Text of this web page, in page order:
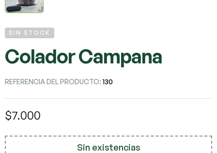
SIN STOCK
Colador Campana
REFERENCIA DEL PRODUCTO:130
$7.000
Sin existencias